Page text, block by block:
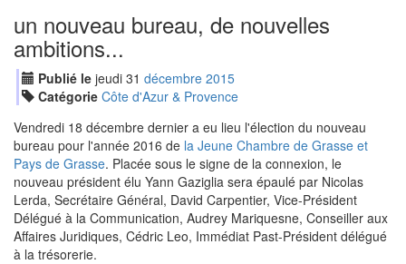
un nouveau bureau, de nouvelles
ambitions...
Publié le jeudi 31 décembre 2015
Catégorie Côte d'Azur & Provence
Vendredi 18 décembre dernier a eu lieu l'élection du nouveau
bureau pour l'année 2016 de la Jeune Chambre de Grasse et
Pays de Grasse. Placée sous le signe de la connexion, le
nouveau président élu Yann Gaziglia sera épaulé par Nicolas
Lerda, Secrétaire Général, David Carpentier, Vice-Président
Délégué à la Communication, Audrey Mariquesne, Conseiller aux
Affaires Juridiques, Cédric Leo, Immédiat Past-Président délégué
à la trésorerie.